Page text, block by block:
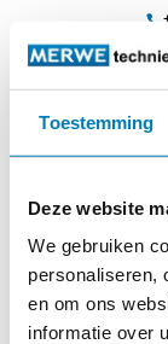
Toestemming
Deze website
We gebruiken
personaliseren,
en om ons
informatie over
isomil-